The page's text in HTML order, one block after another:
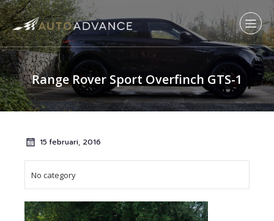
Range Rover Sport Overfinch GTS-1
15 februari, 2016
No category